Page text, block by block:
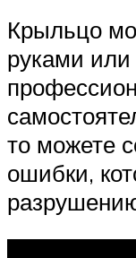
Крыльцо
руками или
то можете
ошибки,